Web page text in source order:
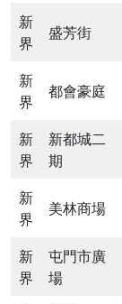
新
界
盛芳街
新
界
都會豪庭
新
界
新都城二
期
新
界
美林商場
新
界
屯門市廣
場